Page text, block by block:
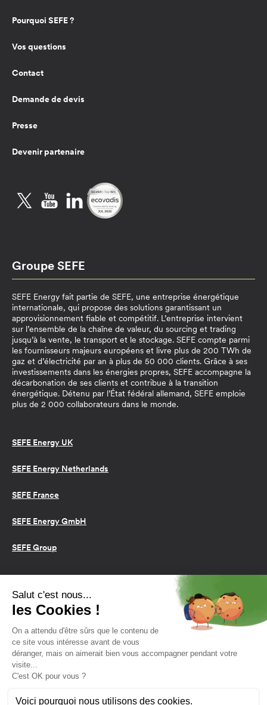
Pourquoi SEFE ?
Vos questions
Contact
Demande de devis
Presse
Devenir partenaire
TwitterYouTubeLinkedIn
Groupe SEFE
SEFE Energy fait partie de SEFE, une entreprise énergétique
internationale, qui propose des solutions garantissant un
approvisionnement fiable et compétitif. L’entreprise intervient
sur l’ensemble de la chaîne de valeur, du sourcing et trading
jusqu’à la vente, le transport et le stockage. SEFE compte parmi
les fournisseurs majeurs européens et livre plus de 200 TWh de
gaz et d’électricité par an à plus de 50 000 clients. Grâce à ses
investissements dans les énergies propres, SEFE accompagne la
décarbonation de ses clients et contribue à la transition
énergétique. Détenu par l’État fédéral allemand, SEFE emploie
plus de 2 000 collaborateurs dans le monde.
SEFE Energy UK
SEFE Energy Netherlands
SEFE France
SEFE Energy GmbH
SEFE Group
Conditions d’utilisation
Cookies